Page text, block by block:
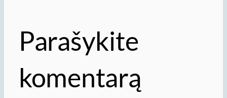
Parašykite
komentarą